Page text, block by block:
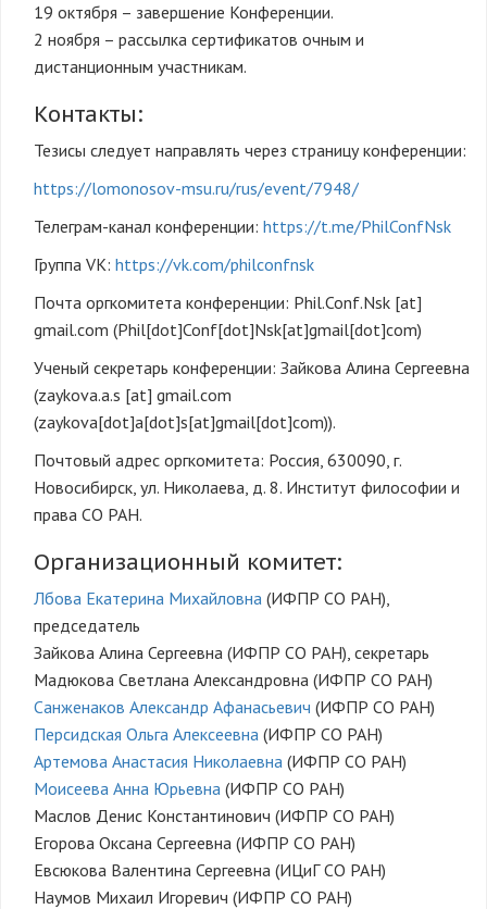
19 октября – завершение Конференции.
2 ноября – рассылка сертификатов очным и
дистанционным участникам.
Контакты:
Тезисы следует направлять через страницу конференции:
https://lomonosov-msu.ru/rus/event/7948/
Телеграм-канал конференции: https://t.me/PhilConfNsk
Группа VK: https://vk.com/philconfnsk
Почта оргкомитета конференции: Phil.Conf.Nsk [at]
gmail.com (Phil[dot]Conf[dot]Nsk[at]gmail[dot]com)
Ученый секретарь конференции: Зайкова Алина Сергеевна
(zaykova.a.s [at] gmail.com
(zaykova[dot]a[dot]s[at]gmail[dot]com)).
Почтовый адрес оргкомитета: Россия, 630090, г.
Новосибирск, ул. Николаева, д. 8. Институт философии и
права СО РАН.
Организационный комитет:
Лбова Екатерина Михайловна (ИФПР СО РАН),
председатель
Зайкова Алина Сергеевна (ИФПР СО РАН), секретарь
Мадюкова Светлана Александровна (ИФПР СО РАН)
Санженаков Александр Афанасьевич (ИФПР СО РАН)
Персидская Ольга Алексеевна (ИФПР СО РАН)
Артемова Анастасия Николаевна (ИФПР СО РАН)
Моисеева Анна Юрьевна (ИФПР СО РАН)
Маслов Денис Константинович (ИФПР СО РАН)
Егорова Оксана Сергеевна (ИФПР СО РАН)
Евсюкова Валентина Сергеевна (ИЦиГ СО РАН)
Наумов Михаил Игоревич (ИФПР СО РАН)